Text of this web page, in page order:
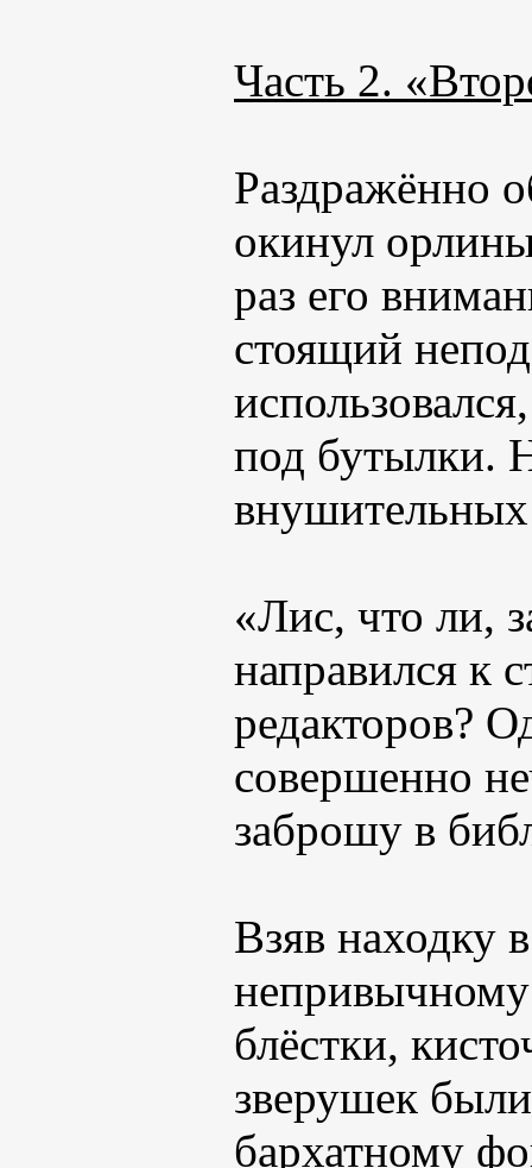
Часть 2.
Раздражённо
окинул
раз его
стоящий
под бутылки.
внушительных
«Лис, что ли,
направился к
редакторов?
совершенно
заброшу в
Взяв находку
блёстки,
зверушек
бархатному